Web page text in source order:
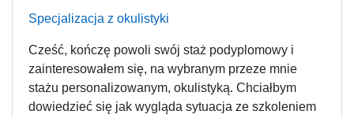
Specjalizacja z okulistyki
Cześć, kończę powoli swój staż podyplomowy i
zainteresowałem się, na wybranym przeze mnie
stażu personalizowanym, okulistyką. Chciałbym
dowiedzieć się jak wygląda sytuacja ze szkoleniem